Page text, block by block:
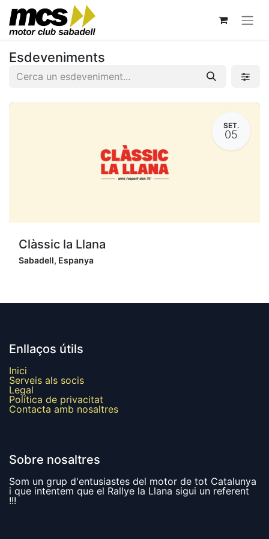
Esdeveniments
SET.
05
Clàssic la Llana
Sabadell, Espanya
Enllaços útils
Inici
Serveis als socis
Legal
Política de privacitat
Contacta amb nosaltres
Sobre nosaltres
Som un grup d'entusiastes del motor de tot Catalunya
i que intentem que el Rallye la Llana sigui un referent
!!!